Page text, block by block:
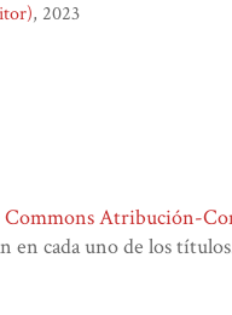
2023
Atribución-
en cada uno de los